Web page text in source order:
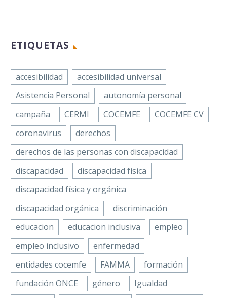
ETIQUETAS
accesibilidad
accesibilidad universal
Asistencia Personal
autonomía personal
campaña
CERMI COCEMFE
COCEMFE CV
coronavirus
derechos
derechos de las personas con discapacidad
discapacidad
discapacidad física
discapacidad física y orgánica
discapacidad orgánica
discriminación
educacion
educacion inclusiva
empleo
empleo inclusivo
enfermedad
entidades cocemfe
FAMMA
formación
fundación ONCE
género
Igualdad